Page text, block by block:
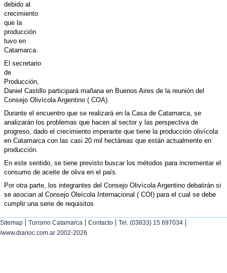
debido al
crecimiento
que la
producción
tuvo en
Catamarca.
El secretario
de
Producción,
Daniel Castillo participará mañana en Buenos Aires de la reunión del
Consejo Olivícola Argentino ( COA).
Durante el encuentro que se realizará en la Casa de Catamarca, se
analizarán los problemas que hacen al sector y las perspectiva de
progreso, dado el crecimiento imperante que tiene la producción olivícola
en Catamarca con las casi 20 mil hectáreas que están actualmente en
producción.
En este sentido, se tiene previsto buscar los métodos para incrementar el
consumo de aceite de oliva en el país.
Por otra parte, los integrantes del Consejo Olivícola Argentino debatirán si
se asocian al Consejo Oleícola Internacional ( COI) para el cual se debe
cumplir una serie de requisitos
Sitemap | Turismo Catamarca | Contacto | Tel. (03833) 15 697034 |
/www.diarioc.com.ar 2002-2026